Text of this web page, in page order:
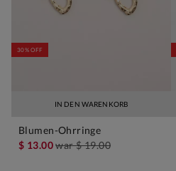
IN DEN WARENKORB
30% OFF
Blumen-Ohrringe
$ 13.00war$ 19.00